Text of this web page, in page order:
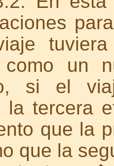
un
si el
la tercera
que la
que la